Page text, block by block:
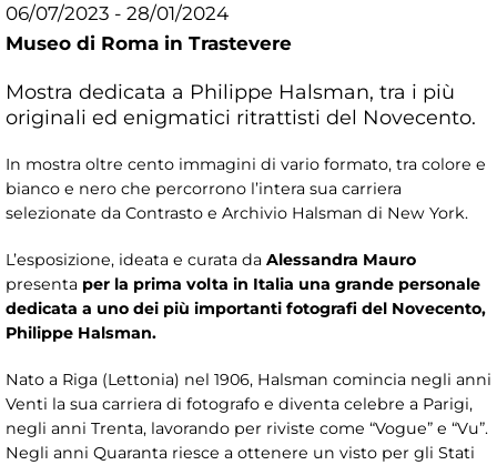
06/07/2023 - 28/01/2024
Museo di Roma in Trastevere
Mostra dedicata a Philippe Halsman, tra i più
originali ed enigmatici ritrattisti del Novecento.
In mostra oltre cento immagini di vario formato, tra colore e
bianco e nero che percorrono l’intera sua carriera
selezionate da Contrasto e Archivio Halsman di New York.
L’esposizione, ideata e curata da Alessandra Mauro
presenta per la prima volta in Italia una grande personale
dedicata a uno dei più importanti fotografi del Novecento,
Philippe Halsman.
Nato a Riga (Lettonia) nel 1906, Halsman comincia negli anni
Venti la sua carriera di fotografo e diventa celebre a Parigi,
negli anni Trenta, lavorando per riviste come “Vogue” e “Vu”.
Negli anni Quaranta riesce a ottenere un visto per gli Stati